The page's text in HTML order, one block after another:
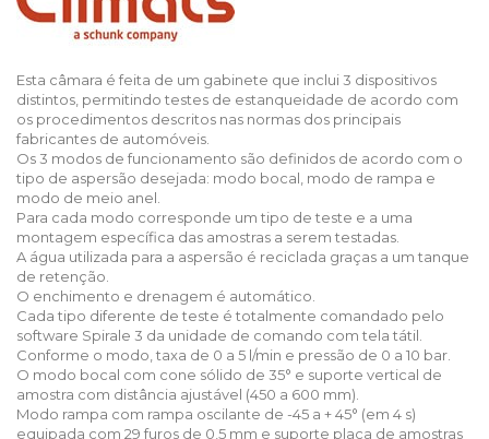
Esta câmara é feita de um gabinete que inclui 3 dispositivos
distintos, permitindo testes de estanqueidade de acordo com
os procedimentos descritos nas normas dos principais
fabricantes de automóveis.
Os 3 modos de funcionamento são definidos de acordo com o
tipo de aspersão desejada: modo bocal, modo de rampa e
modo de meio anel.
Para cada modo corresponde um tipo de teste e a uma
montagem específica das amostras a serem testadas.
A água utilizada para a aspersão é reciclada graças a um tanque
de retenção.
O enchimento e drenagem é automático.
Cada tipo diferente de teste é totalmente comandado pelo
software Spirale 3 da unidade de comando com tela tátil.
Conforme o modo, taxa de 0 a 5 l/min e pressão de 0 a 10 bar.
O modo bocal com cone sólido de 35° e suporte vertical de
amostra com distância ajustável (450 a 600 mm).
Modo rampa com rampa oscilante de -45 a + 45° (em 4 s)
equipada com 29 furos de 0,5 mm e suporte placa de amostras